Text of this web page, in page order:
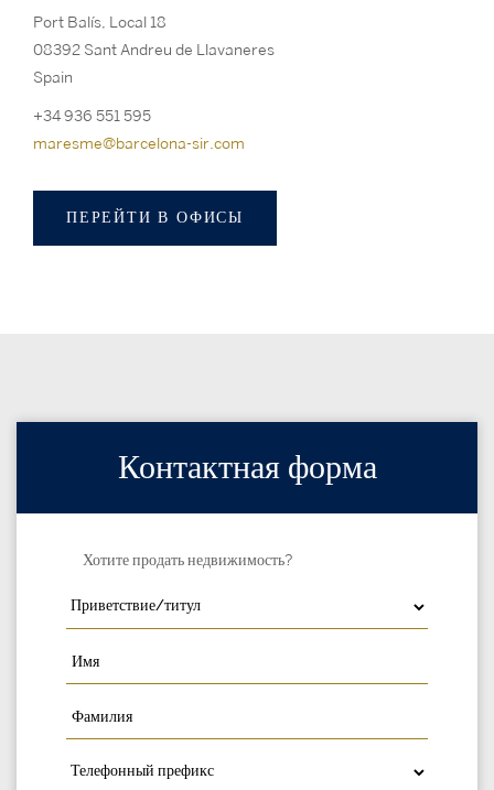
Port Balís, Local 18
08392 Sant Andreu de Llavaneres
Spain
+34 936 551 595
maresme@barcelona-sir.com
ПЕРЕЙТИ В ОФИСЫ
Контактная форма
Хотите продать недвижимость?